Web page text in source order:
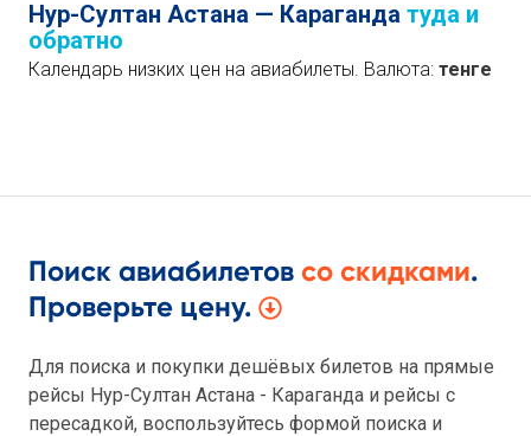
Нур-Султан Астана — Караганда туда и
обратно
Календарь низких цен на авиабилеты. Валюта: тенге
Поиск авиабилетов со скидками.
Проверьте цену.
Для поиска и покупки дешёвых билетов на прямые
рейсы Нур-Султан Астана - Караганда и рейсы с
пересадкой, воспользуйтесь формой поиска и